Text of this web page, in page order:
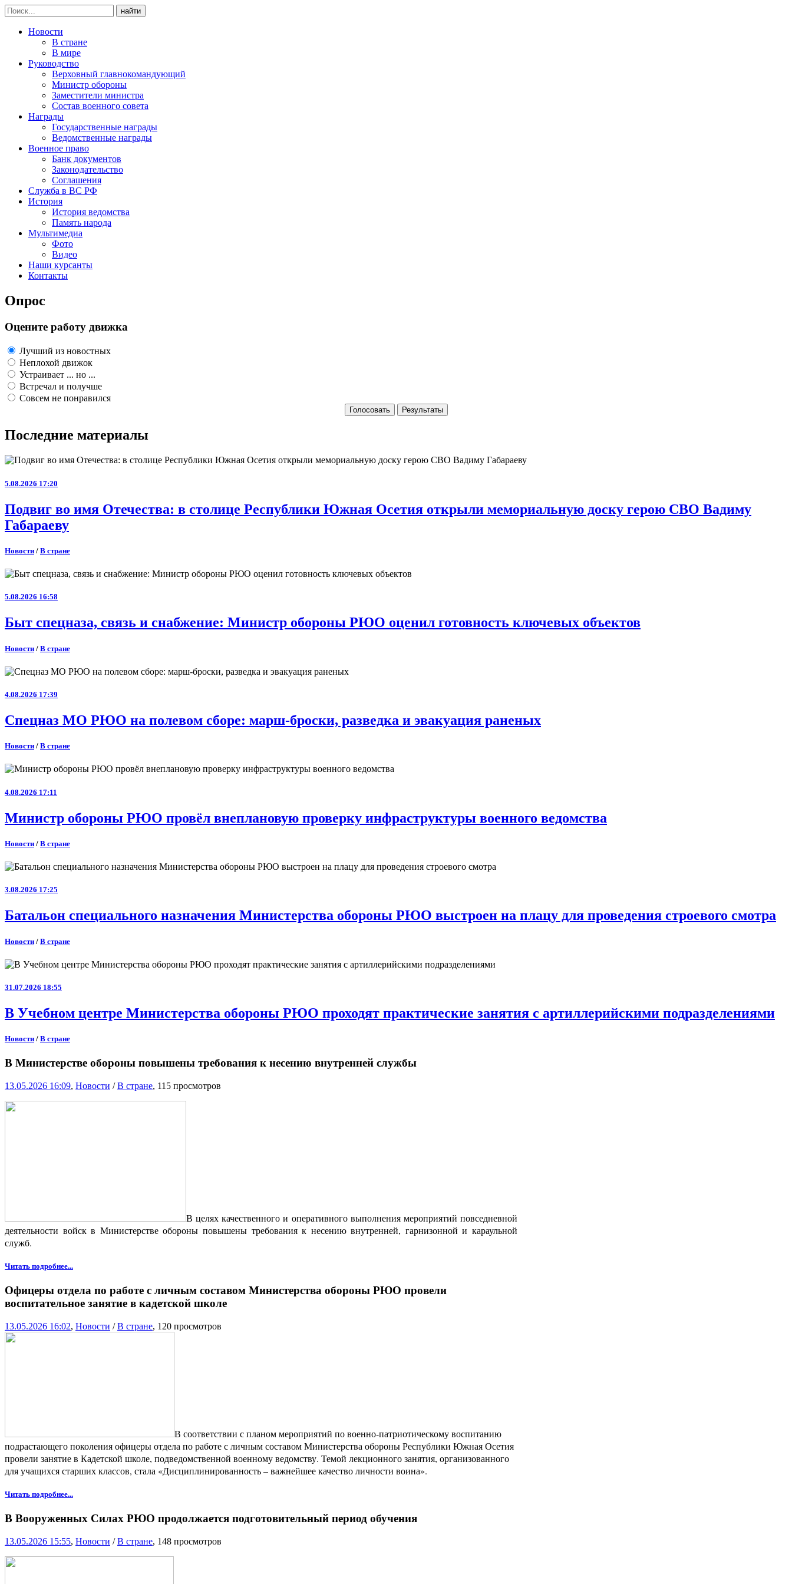
найти
Новости
В стране
В мире
Руководство
Верховный главнокомандующий
Министр обороны
Заместители министра
Состав военного совета
Награды
Государственные награды
Ведомственные награды
Военное право
Банк документов
Законодательство
Соглашения
Служба в ВС РФ
История
История ведомства
Память народа
Мультимедиа
Фото
Видео
Наши курсанты
Контакты
Опрос
Оцените работу движка
Лучший из новостных
Неплохой движок
Устраивает ... но ...
Встречал и получше
Совсем не понравился
Голосовать Результаты
Последние материалы
5.08.2026 17:20
Подвиг во имя Отечества: в столице Республики Южная Осетия открыли мемориальную доску герою СВО Вадиму
Габараеву
Новости / В стране
5.08.2026 16:58
Быт спецназа, связь и снабжение: Министр обороны РЮО оценил готовность ключевых объектов
Новости / В стране
4.08.2026 17:39
Спецназ МО РЮО на полевом сборе: марш‑броски, разведка и эвакуация раненых
Новости / В стране
4.08.2026 17:11
Министр обороны РЮО провёл внеплановую проверку инфраструктуры военного ведомства
Новости / В стране
3.08.2026 17:25
Батальон специального назначения Министерства обороны РЮО выстроен на плацу для проведения строевого смотра
Новости / В стране
31.07.2026 18:55
В Учебном центре Министерства обороны РЮО проходят практические занятия с артиллерийскими подразделениями
Новости / В стране
В Министерстве обороны повышены требования к несению внутренней службы
13.05.2026 16:09, Новости /В стране, 115 просмотров
В целях качественного и оперативного выполнения мероприятий повседневной
деятельности войск в Министерстве обороны повышены требования к несению внутренней, гарнизонной и караульной
служб.
Читать подробнее...
Офицеры отдела по работе с личным составом Министерства обороны РЮО провели
воспитательное занятие в кадетской школе
13.05.2026 16:02, Новости /В стране, 120 просмотров
В соответствии с планом мероприятий по военно-патриотическому воспитанию
подрастающего поколения офицеры отдела по работе с личным составом Министерства обороны Республики Южная Осетия
провели занятие в Кадетской школе, подведомственной военному ведомству. Темой лекционного занятия, организованного
для учащихся старших классов, стала «Дисциплинированность – важнейшее качество личности воина».
Читать подробнее...
В Вооруженных Силах РЮО продолжается подготовительный период обучения
13.05.2026 15:55, Новости /В стране, 148 просмотров